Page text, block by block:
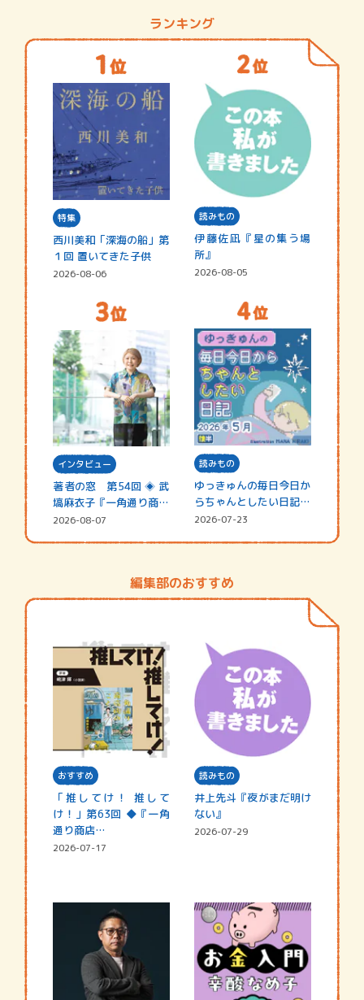
ランキング
特集
西川美和「深海の船」第
１回 置いてきた子供
2026-08-06
読みもの
伊藤佐凪『星の集う場
所』
2026-08-05
インタビュー
著者の窓 第54回 ◈ 武
塙麻衣子『一角通り商店
街の…
2026-08-07
読みもの
ゆっきゅんの毎日今日か
らちゃんとしたい日記
☆202…
2026-07-23
編集部のおすすめ
おすすめ
「推してけ！ 推して
け！」第63回 ◆『一角
通り商店…
2026-07-17
読みもの
井上先斗『夜がまだ明け
ない』
2026-07-29